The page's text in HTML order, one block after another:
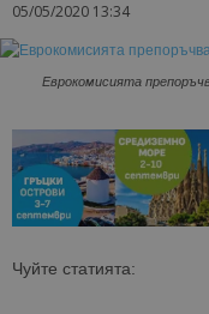
05/05/2020 13:34
Еврокомисията
Чуйте статията: